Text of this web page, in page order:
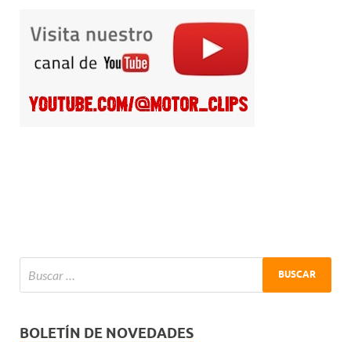
BOLETÍN DE NOVEDADES